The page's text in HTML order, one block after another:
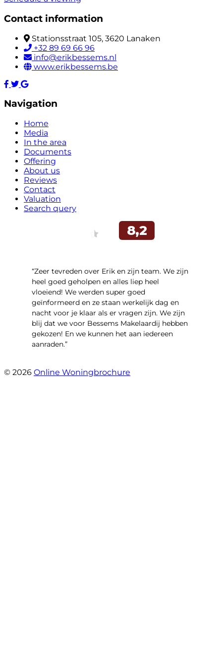
Contact information
Stationsstraat 105, 3620 Lanaken
+32 89 69 66 96
info@erikbessems.nl
www.erikbessems.be
Navigation
Home
Media
In the area
Documents
Offering
About us
Reviews
Contact
Valuation
Search query
“Zeer tevreden over Erik en zijn team. We zijn
heel goed geholpen en alles liep heel
vloeiend! We werden super goed
geïnformeerd en ze staan werkelijk dag en
nacht voor je klaar als er vragen zijn. We zijn
blij dat we voor Bessems Makelaardij hebben
gekozen! En we kunnen het aan iedereen
aanraden.”
© 2026 Online Woningbrochure